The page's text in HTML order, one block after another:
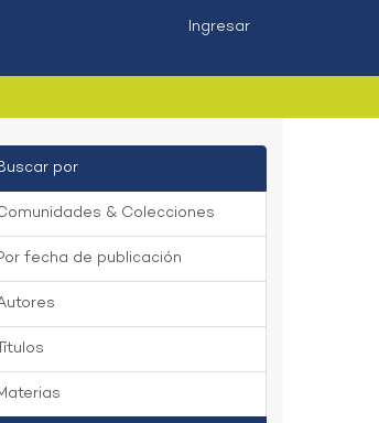
Ingresar
por
& Colecciones
fecha de publicación